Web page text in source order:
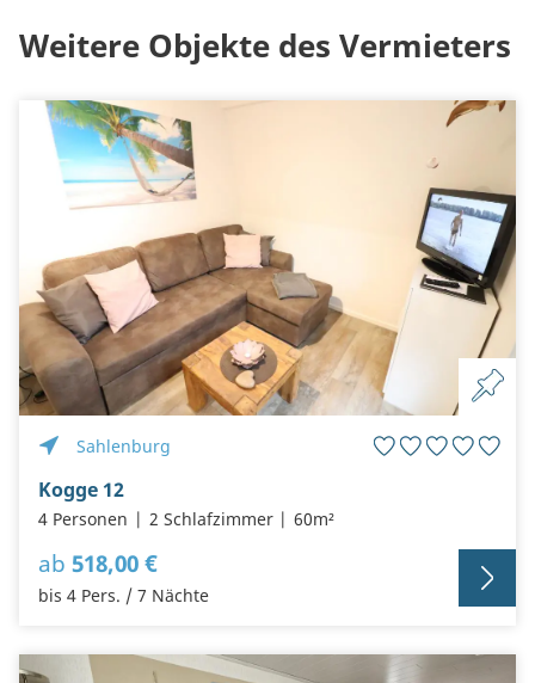
Weitere Objekte des Vermieters
Sahlenburg
Kogge 12
4 Personen 2 Schlafzimmer 60m²
ab 518,00 €
bis 4 Pers. / 7 Nächte